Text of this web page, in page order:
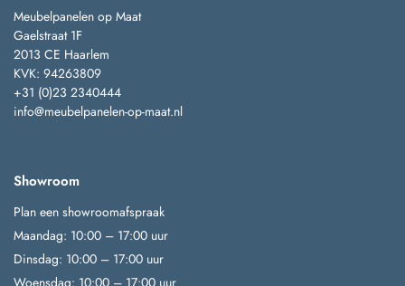
Meubelpanelen op Maat
Gaelstraat 1F
2013 CE Haarlem
KVK: 94263809
+31 (0)23 2340444
info@meubelpanelen-op-maat.nl
Showroom
Plan een showroomafspraak
Maandag: 10:00 – 17:00 uur
Dinsdag: 10:00 – 17:00 uur
Woensdag: 10:00 – 17:00 uur